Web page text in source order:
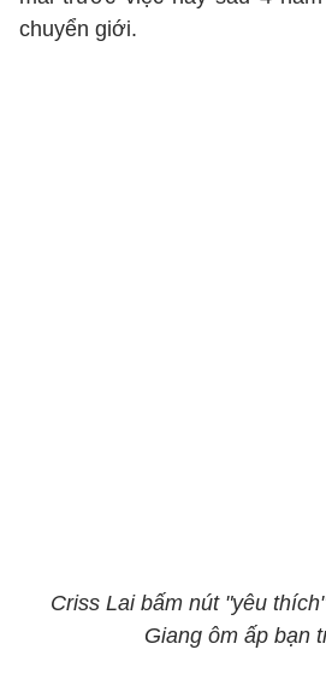
chuyển giới.
Criss Lai bấm nút "yêu
Giang ôm ấp bạn